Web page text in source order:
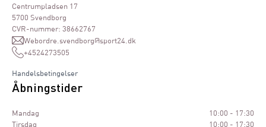
Centrumpladsen 17
5700 Svendborg
CVR-nummer: 38662767
Webordre.svendborg@sport24.dk
+4524273505
Handelsbetingelser
Åbningstider
Mandag
10:00 - 17:30
Tirsdag
10:00 - 17:30